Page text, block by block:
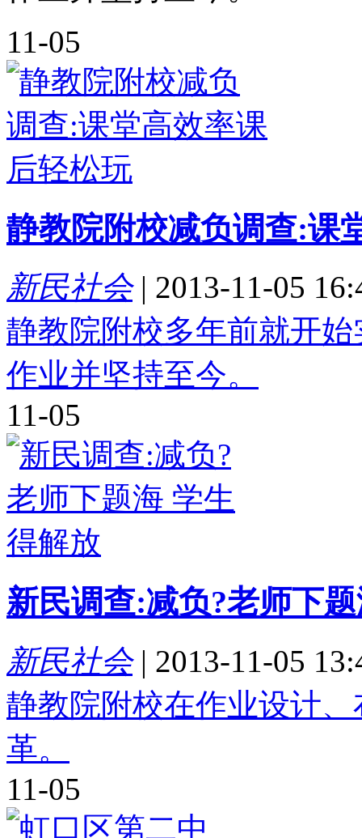
11-05
静教院附校减负调查:课
新民社会| 2013-11-05
静教院附校多年前就开
作业并坚持至今。
11-05
新民调查:减负?老师下
新民社会| 2013-11-05
静教院附校在作业设计
革。
11-05